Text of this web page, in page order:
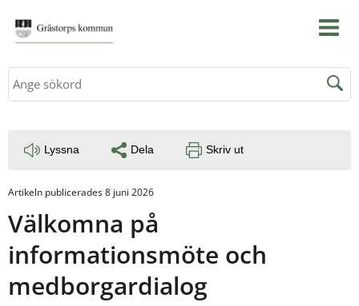
Sök
Lyssna Dela Skriv ut
Artikeln publicerades 8 juni 2026
Välkomna på
informationsmöte och
medborgardialog